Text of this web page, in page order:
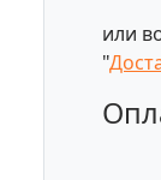
или
"